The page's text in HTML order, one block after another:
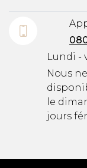
Lundi -
Nous
le
jours